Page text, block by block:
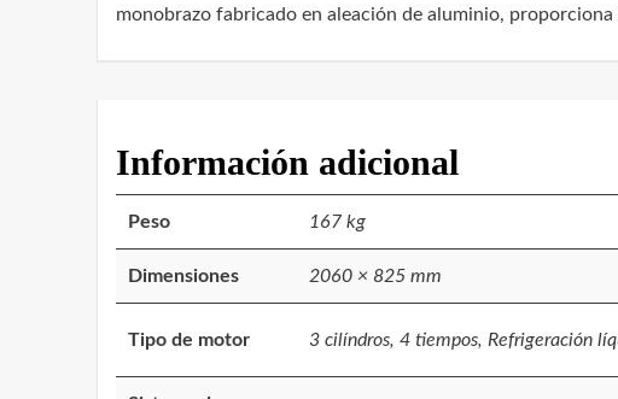
monobrazo fabricado en aleación de aluminio,
Información adicional
Peso 167 kg
Dimensiones 2060 × 825 mm
Tipo de motor 3 cilíndros, 4 tiempos, Refrigeración